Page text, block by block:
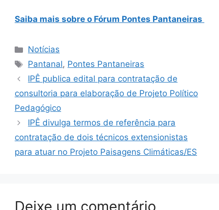
Saiba mais sobre o Fórum Pontes Pantaneiras
Notícias
Pantanal, Pontes Pantaneiras
IPÊ publica edital para contratação de
consultoria para elaboração de Projeto Político
Pedagógico
IPÊ divulga termos de referência para
contratação de dois técnicos extensionistas
para atuar no Projeto Paisagens Climáticas/ES
Deixe um comentário